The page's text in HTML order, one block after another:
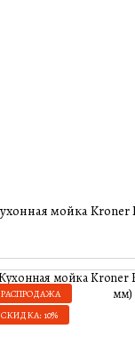
РАСПРОДАЖА
СКИДКА: 10%